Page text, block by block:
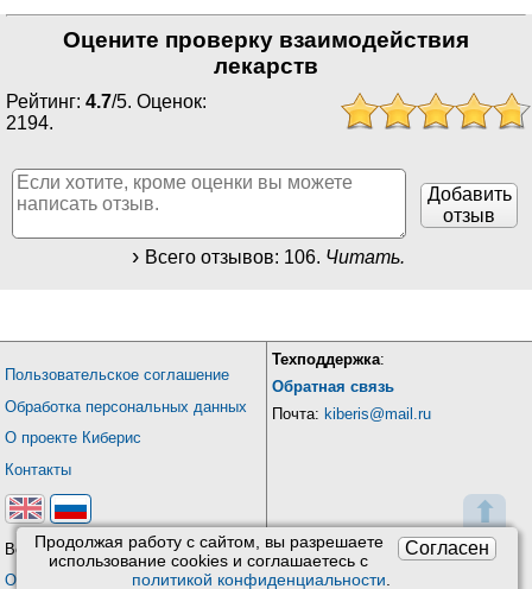
⬆
Согласен
Продолжая работу с сайтом, вы разрешаете
использование сookies и соглашаетесь с
политикой конфиденциальности.
Оцените проверку взаимодействия
лекарств
Рейтинг: 4.7/5. Оценок:
2194.
Добавить
отзыв
Всего отзывов: 106. Читать.
Пользовательское соглашение
Обработка персональных данных
О проекте Киберис
Контакты
Версия: 4.9
Обновления
Техподдержка:
Обратная связь
Почта: kiberis@mail.ru